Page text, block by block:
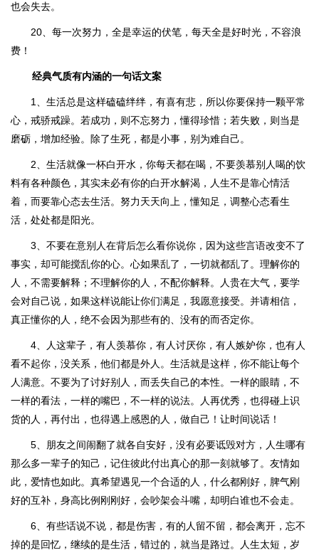
也会失去。
20、每一次努力，全是幸运的伏笔，每天全是好时光，不容浪
费！
经典气质有内涵的一句话文案
1、生活总是这样磕磕绊绊，有喜有悲，所以你要保持一颗平常
心，戒骄戒躁。若成功，则不忘努力，懂得珍惜；若失败，则当是
磨砺，增加经验。除了生死，都是小事，别为难自己。
2、生活就像一杯白开水，你每天都在喝，不要羡慕别人喝的饮
料有各种颜色，其实未必有你的白开水解渴，人生不是靠心情活
着，而要靠心态去生活。努力天天向上，懂知足，调整心态看生
活，处处都是阳光。
3、不要在意别人在背后怎么看你说你，因为这些言语改变不了
事实，却可能搅乱你的心。心如果乱了，一切就都乱了。理解你的
人，不需要解释；不理解你的人，不配你解释。人贵在大气，要学
会对自己说，如果这样说能让你们满足，我愿意接受。并请相信，
真正懂你的人，绝不会因为那些有的、没有的而否定你。
4、人这辈子，有人羡慕你，有人讨厌你，有人嫉妒你，也有人
看不起你，没关系，他们都是外人。生活就是这样，你不能让每个
人满意。不要为了讨好别人，而丢失自己的本性。一样的眼睛，不
一样的看法，一样的嘴巴，不一样的说法。人再优秀，也得碰上识
货的人，再付出，也得遇上感恩的人，做自己！让时间说话！
5、朋友之间闹翻了就各自安好，没有必要诋毁对方，人生哪有
那么多一辈子的知己，记住彼此付出真心的那一刻就够了。友情如
此，爱情也如此。真希望遇见一个合适的人，什么都刚好，脾气刚
好的互补，身高比例刚刚好，会吵架会斗嘴，却明白谁也不会走。
6、有些话说不说，都是伤害，有的人留不留，都会离开，忘不
掉的是回忆，继续的是生活，错过的，就当是路过。人生太短，岁